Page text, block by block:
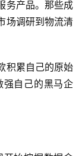
务产品。那些成
场调研到物流清
积累自己的原始
强自己的黑马企